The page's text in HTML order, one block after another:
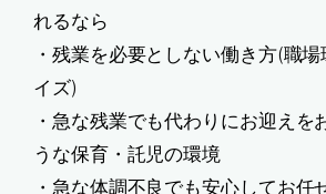
れるなら
・残業を必要としない働き方(職
イズ)
・急な残業でも代わりにお迎えを
うな保育・託児の環境
・急な体調不良でも安心してお任